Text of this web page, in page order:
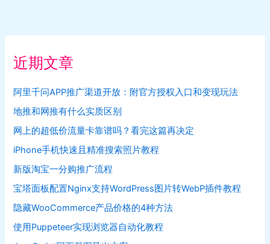
近期文章
阿里千问APP推广渠道开放：附官方授权入口和变现玩法
地推和网推有什么实质区别
网上的超低价流量卡靠谱吗？看完这篇再决定
iPhone手机快速且精准搜索照片教程
新版淘宝一分购推广流程
宝塔面板配置Nginx支持WordPress图片转WebP插件教程
隐藏WooCommerce产品价格的4种方法
使用Puppeteer实现浏览器自动化教程